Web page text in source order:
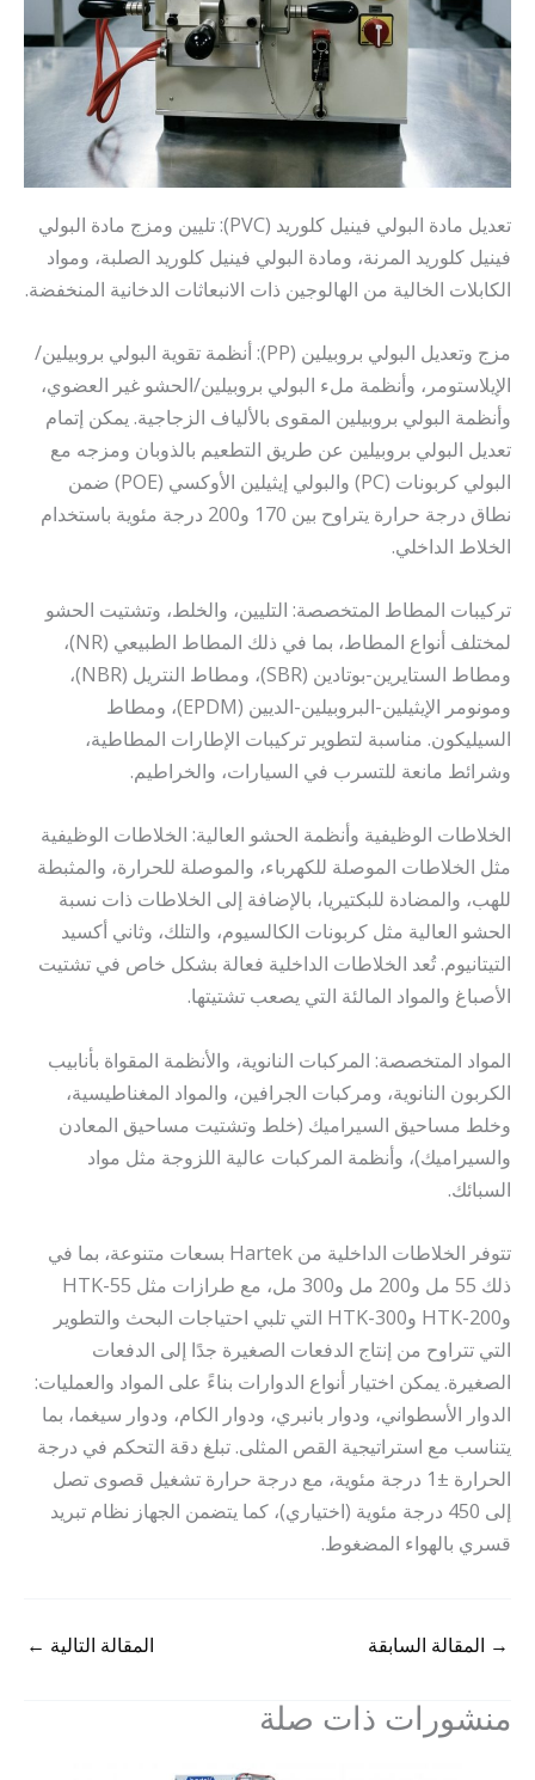
تعديل مادة البولي فينيل كلوريد (PVC): تليين ومزج مادة البولي
فينيل كلوريد المرنة، ومادة البولي فينيل كلوريد الصلبة، ومواد
الكابلات الخالية من الهالوجين ذات الانبعاثات الدخانية المنخفضة.
مزج وتعديل البولي بروبيلين (PP): أنظمة تقوية البولي بروبيلين/
الإيلاستومر، وأنظمة ملء البولي بروبيلين/الحشو غير العضوي،
وأنظمة البولي بروبيلين المقوى بالألياف الزجاجية. يمكن إتمام
تعديل البولي بروبيلين عن طريق التطعيم بالذوبان ومزجه مع
البولي كربونات (PC) والبولي إيثيلين الأوكسي (POE) ضمن
نطاق درجة حرارة يتراوح بين 170 و200 درجة مئوية باستخدام
الخلاط الداخلي.
تركيبات المطاط المتخصصة: التليين، والخلط، وتشتيت الحشو
لمختلف أنواع المطاط، بما في ذلك المطاط الطبيعي (NR)،
ومطاط الستايرين-بوتادين (SBR)، ومطاط النتريل (NBR)،
ومونومر الإيثيلين-البروبيلين-الديين (EPDM)، ومطاط
السيليكون. مناسبة لتطوير تركيبات الإطارات المطاطية،
وشرائط مانعة للتسرب في السيارات، والخراطيم.
الخلاطات الوظيفية وأنظمة الحشو العالية: الخلاطات الوظيفية
مثل الخلاطات الموصلة للكهرباء، والموصلة للحرارة، والمثبطة
للهب، والمضادة للبكتيريا، بالإضافة إلى الخلاطات ذات نسبة
الحشو العالية مثل كربونات الكالسيوم، والتلك، وثاني أكسيد
التيتانيوم. تُعد الخلاطات الداخلية فعالة بشكل خاص في تشتيت
الأصباغ والمواد المالئة التي يصعب تشتيتها.
المواد المتخصصة: المركبات النانوية، والأنظمة المقواة بأنابيب
الكربون النانوية، ومركبات الجرافين، والمواد المغناطيسية،
وخلط مساحيق السيراميك (خلط وتشتيت مساحيق المعادن
والسيراميك)، وأنظمة المركبات عالية اللزوجة مثل مواد
السبائك.
تتوفر الخلاطات الداخلية من Hartek بسعات متنوعة، بما في
ذلك 55 مل و200 مل و300 مل، مع طرازات مثل HTK-55
وHTK-200 وHTK-300 التي تلبي احتياجات البحث والتطوير
التي تتراوح من إنتاج الدفعات الصغيرة جدًا إلى الدفعات
الصغيرة. يمكن اختيار أنواع الدوارات بناءً على المواد والعمليات:
الدوار الأسطواني، ودوار بانبري، ودوار الكام، ودوار سيغما، بما
يتناسب مع استراتيجية القص المثلى. تبلغ دقة التحكم في درجة
الحرارة ±1 درجة مئوية، مع درجة حرارة تشغيل قصوى تصل
إلى 450 درجة مئوية (اختياري)، كما يتضمن الجهاز نظام تبريد
قسري بالهواء المضغوط.
→ المقالة السابقة المقالة التالية ←
منشورات ذات صلة